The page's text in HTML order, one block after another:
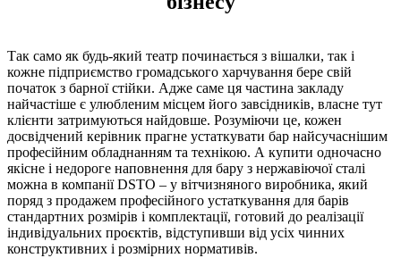
Так само як будь-який театр починається з вішалки, так і
кожне підприємство громадського харчування бере свій
початок з барної стійки. Адже саме ця частина закладу
найчастіше є улюбленим місцем його завсідників, власне тут
клієнти затримуються найдовше. Розуміючи це, кожен
досвідчений керівник прагне устаткувати бар найсучаснішим
професійним обладнанням та технікою. А купити одночасно
якісне і недороге наповнення для бару з нержавіючої сталі
можна в компанії DSTO – у вітчизняного виробника, який
поряд з продажем професійного устаткування для барів
стандартних розмірів і комплектації, готовий до реалізації
індивідуальних проєктів, відступивши від усіх чинних
конструктивних і розмірних нормативів.